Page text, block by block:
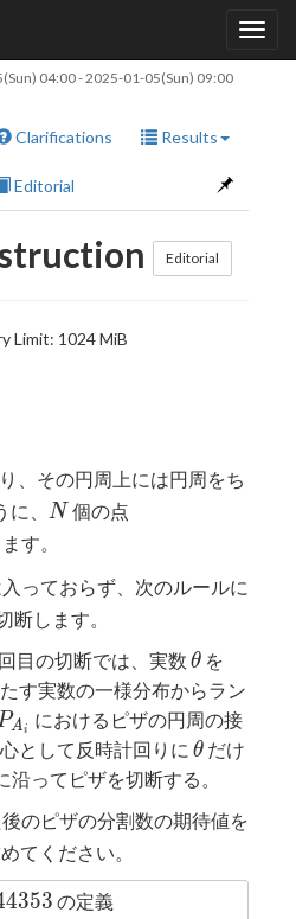
04:00-2025-01-05(Sun) 09:00
Clarifications Results
Editorial
Editorial
Limit: 1024 MiB
、その円周上には円周をち
、 N
N 個の点
P_N
す。
っておらず、次のルールに
断します。
回目の切断では、実数 \theta
θ を
\theta
\lt \pi
す実数の一様分布からラン
P_{A_i}
Ai
におけるピザの円周の接
として反時計回りに \theta
θ だけ
沿ってピザを切断する。
のピザの分割数の期待値を
てください。
4353 の定義